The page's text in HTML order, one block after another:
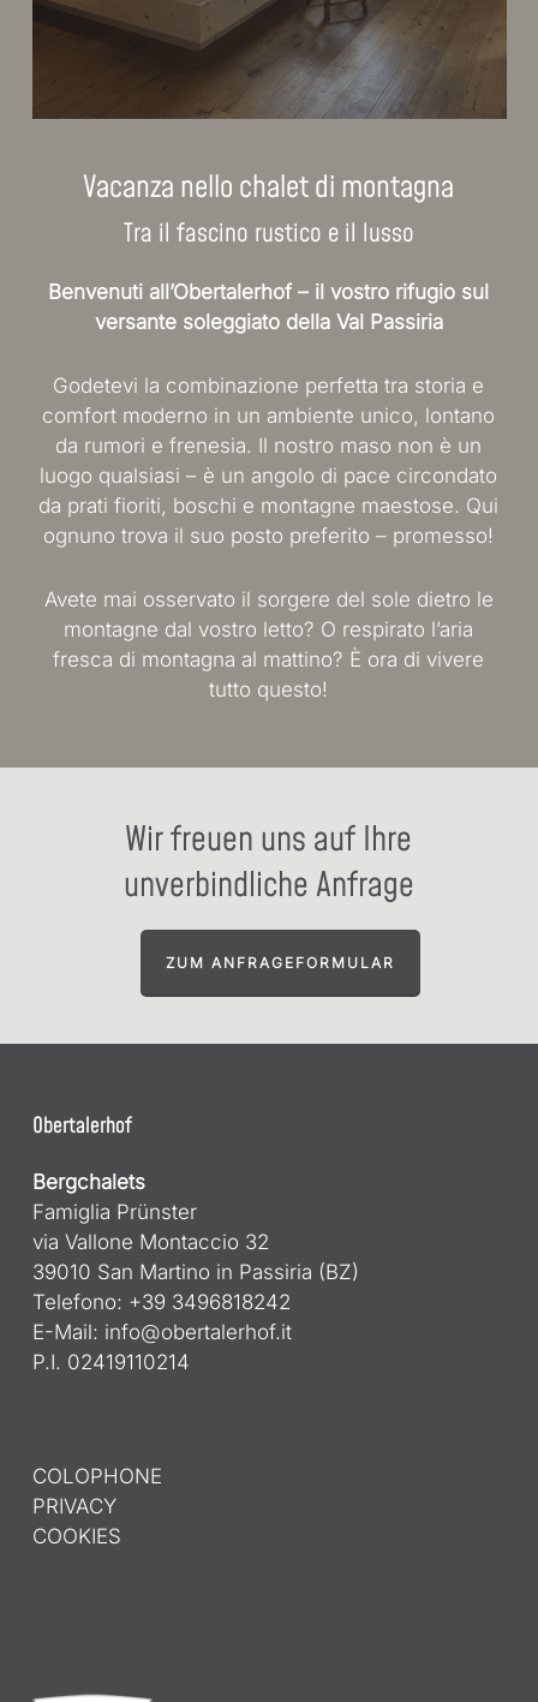
Vacanza nello chalet di montagna
Tra il fascino rustico e il lusso
Benvenuti all’Obertalerhof – il vostro rifugio sul
versante soleggiato della Val Passiria
Godetevi la combinazione perfetta tra storia e
comfort moderno in un ambiente unico, lontano
da rumori e frenesia. Il nostro maso non è un
luogo qualsiasi – è un angolo di pace circondato
da prati fioriti, boschi e montagne maestose. Qui
ognuno trova il suo posto preferito – promesso!
Avete mai osservato il sorgere del sole dietro le
montagne dal vostro letto? O respirato l’aria
fresca di montagna al mattino? È ora di vivere
tutto questo!
Wir freuen uns auf Ihre
unverbindliche Anfrage
ZUM ANFRAGEFORMULAR
Obertalerhof
Bergchalets
Famiglia Prünster
via Vallone Montaccio 32
39010 San Martino in Passiria (BZ)
Telefono: +39 3496818242
E-Mail: info@obertalerhof.it
P.I. 02419110214
COLOPHONE
PRIVACY
COOKIES